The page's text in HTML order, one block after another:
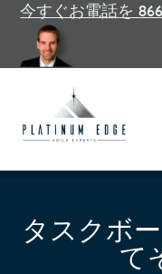
今すぐお電話を
タスクボ
て